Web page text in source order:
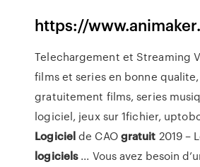
https://
Telechargement et Streaming
films et series en bonne
gratuitement films, series
logiciel, jeux sur 1fichier,
Logicielde CAOgratuit 2019 –
logiciels... Vous avez besoin